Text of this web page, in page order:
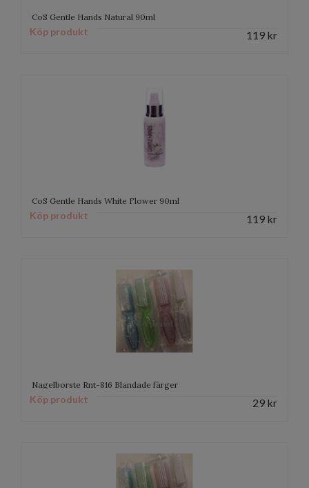
CoS Gentle Hands Natural 90ml
Köp produkt 119 kr
CoS Gentle Hands White Flower 90ml
Köp produkt 119 kr
Nagelborste Rnt-816 Blandade färger
Köp produkt 29 kr